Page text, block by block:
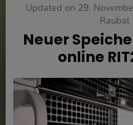
Updated on 29.
Raubal
Neuer
online